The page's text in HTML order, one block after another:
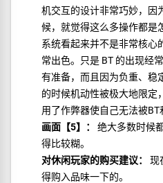
机交互的设计非常巧妙，因
候，就觉得这么多操作都是
系统看起来并不是非常核心
常出色。只是 BT 的出现经
有准备，而且因为负重、稳
的时候机动性被极大地限定
用了作弊器使自己无法被BT
画面【5】：
绝大多数时候
得比较糊。
对休闲玩家的购买建议：
现
得购入品味一下的。